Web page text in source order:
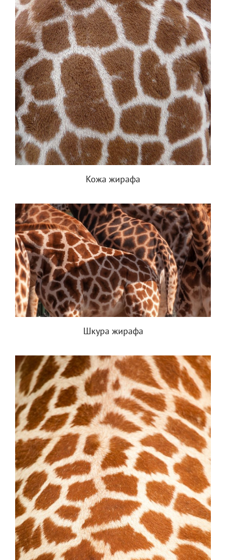
Кожа жирафа
Шкура жирафа